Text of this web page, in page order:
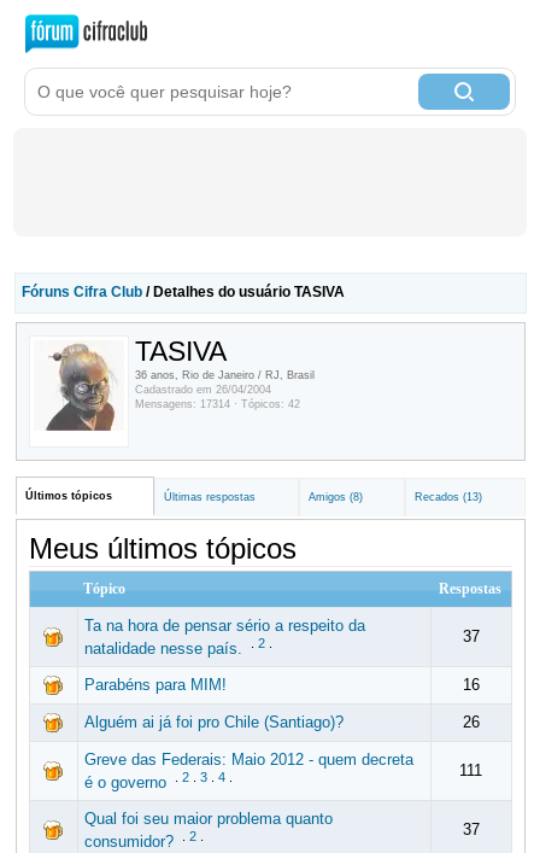
Fóruns Cifra Club/ Detalhes do usuário TASIVA
TASIVA
36 anos, Rio de Janeiro / RJ, Brasil
Cadastrado em 26/04/2004
Mensagens: 17314 · Tópicos: 42
Últimos tópicos Últimas respostas Amigos (8) Recados (13)
Meus últimos tópicos
Tópico Respostas
Ta na hora de pensar sério a respeito da
natalidade nesse país.
2. 37
Parabéns para MIM! 16
Alguém ai já foi pro Chile (Santiago)? 26
Greve das Federais: Maio 2012 - quem decreta
é o governo
2. 3. 4. 111
Qual foi seu maior problema quanto
consumidor?
2. 37